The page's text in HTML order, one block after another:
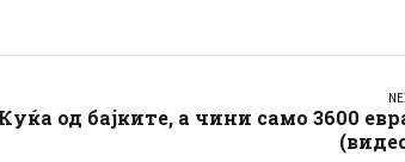
Куќа од бајките, а чини само 3600